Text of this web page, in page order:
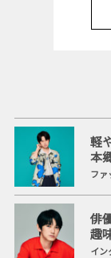
軽
本
ファ
俳
趣
イン